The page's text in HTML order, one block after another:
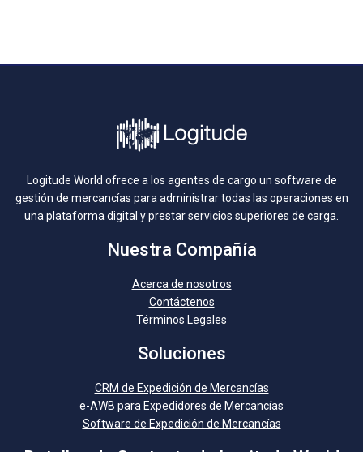
Logitude World ofrece a los agentes de cargo un software de
gestión de mercancías para administrar todas las operaciones en
una plataforma digital y prestar servicios superiores de carga.
Nuestra Compañía
Acerca de nosotros
Contáctenos
Términos Legales
Soluciones
CRM de Expedición de Mercancías
e-AWB para Expedidores de Mercancías
Software de Expedición de Mercancías